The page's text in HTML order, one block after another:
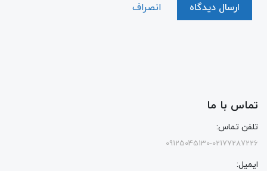
ارسال دیدگاه انصراف
تماس با ما
تلفن تماس:
09125045130-02177287226
ایمیل: